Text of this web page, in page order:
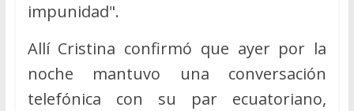
impunidad".
Allí Cristina confirmó que ayer por la
noche mantuvo una conversación
telefónica con su par ecuatoriano,